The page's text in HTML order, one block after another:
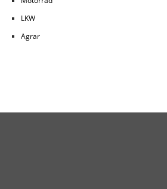
LKW
Agrar